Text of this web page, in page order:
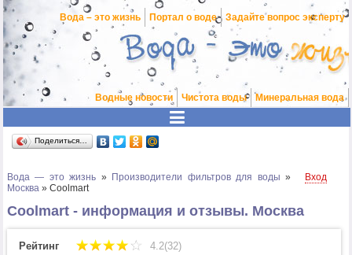
Вода – это жизнь Портал о воде Задайте вопрос эксперту
Водные новости Чистота воды Минеральная вода
Поделиться…
Вода — это жизнь » Производители фильтров для воды »
Москва » Coolmart
Вход
Coolmart - информация и отзывы. Москва
Рейтинг
4.2(32)